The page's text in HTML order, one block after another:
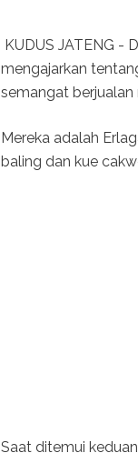
KUDUS JATENG -
mengajarkan
semangat
Mereka adalah
baling dan kue
Saat ditemui